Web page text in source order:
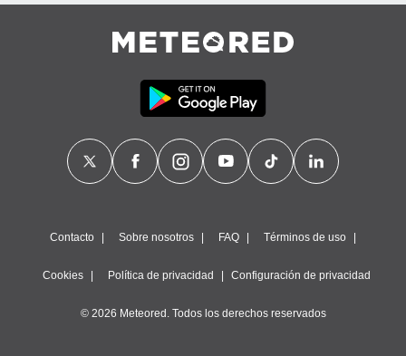
Contacto Sobre nosotros FAQ Términos de uso
Cookies Política de privacidad Configuración de privacidad
© 2026 Meteored. Todos los derechos reservados